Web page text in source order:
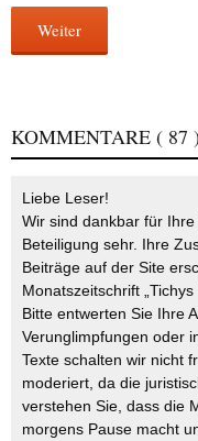
Weiter
KOMMENTARE ( 87 )
Liebe Leser!
Wir sind dankbar für
Beteiligung sehr. Ihre
Beiträge auf der Site
Monatszeitschrift „Tichys
Bitte entwerten Sie Ihre
Verunglimpfungen oder
Texte schalten wir nicht
moderiert, da die
verstehen Sie, dass die
morgens Pause macht